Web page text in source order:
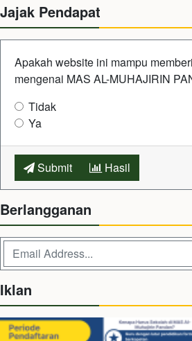
Jajak Pendapat
Apakah website ini mampu
mengenai MAS AL-MUHAJIRIN
Tidak
Ya
Submit Hasil
Berlangganan
Iklan